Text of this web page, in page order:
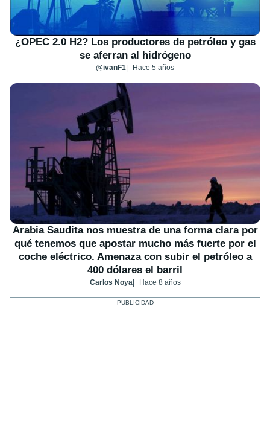
¿OPEC 2.0 H2? Los productores de petróleo y gas
se aferran al hidrógeno
@ivanF1 Hace 5 años
Arabia Saudita nos muestra de una forma clara por
qué tenemos que apostar mucho más fuerte por el
coche eléctrico. Amenaza con subir el petróleo a
400 dólares el barril
Carlos Noya Hace 8 años